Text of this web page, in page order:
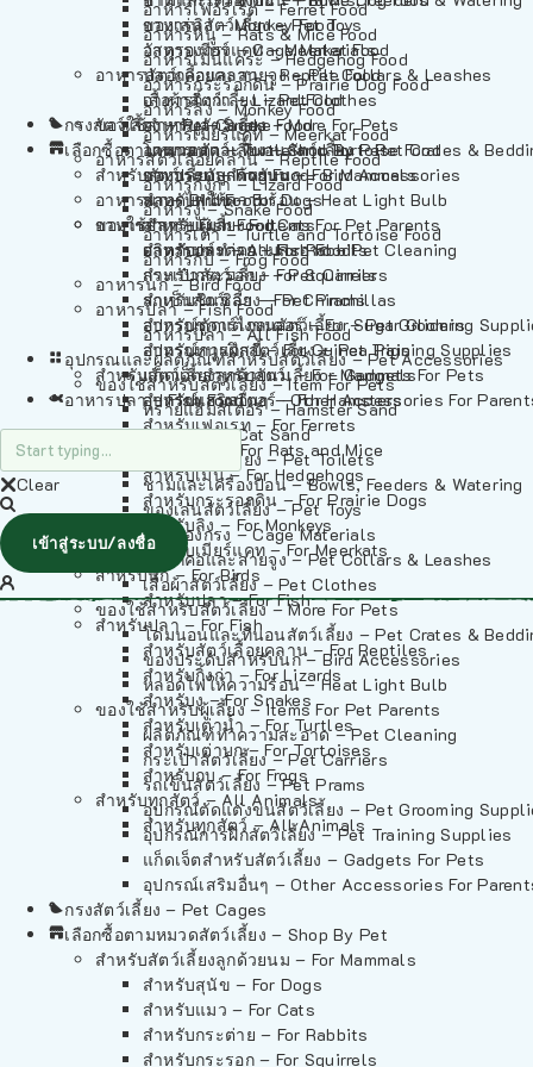
อาหารเฟอร์เร็ต – Ferret Food
อาหารหนู – Rats & Mice Food
อาหารเม่นแคระ – Hedgehog Food
อาหารกระรอกดิน – Prairie Dog Food
อาหารลิง – Monkey Food
อาหารเมียร์แคท – Meerkat Food
อาหารสัตว์เลี้อยคลาน – Reptile Food
อาหารกิ้งก่า – Lizard Food
อาหารงู – Snake Food
อาหารเต่า – Turtle and Tortoise Food
อาหารกบ – Frog Food
อาหารนก – Bird Food
อาหารปลา – Fish Food
อาหารปลา – All Fish Food
อุปกรณและผลิตภัณฑ์สำหรับสัตว์เลี้ยง – Pet Accessories
ของใช้สำหรับสัตว์เลี้ยง – Item For Pets
ทรายแฮมสเตอร์ – Hamster Sand
ทรายแมว – Cat Sand
ห้องน้ำสัตว์เลี้ยง – Pet Toilets
ชามและเครื่องป้อน – Bowls, Feeders & Watering
ของเล่นสัตว์เลี้ยง – Pet Toys
วัสดุรองกรง – Cage Materials
ปลอกคอและสายจูง – Pet Collars & Leashes
เสื้อผ้าสัตว์เลี้ยง – Pet Clothes
ของใช้สำหรับสัตว์เลี้ยง – More For Pets
โดมนอนและที่นอนสัตว์เลี้ยง – Pet Crates &
ของประดับสำหรับนก – Bird Accessories
หลอดไฟให้ความร้อน – Heat Light Bulb
ของใช้สำหรับผู้เลี้ยง – Items For Pet Parents
ผลิตภัณฑ์ทำความสะอาด – Pet Cleaning
กระเป๋าสัตว์เลี้ยง – Pet Carriers
รถเข็นสัตว์เลี้ยง – Pet Prams
อุปกรณ์ตัดแต่งขนสัตว์เลี้ยง – Pet Grooming
อุปกรณ์การฝึกสัตว์เลี้ยง – Pet Training Supplies
แก็ดเจ็ตสำหรับสัตว์เลี้ยง – Gadgets For Pets
อุปกรณ์เสริมอื่นๆ – Other Accessories For
กรงสัตว์เลี้ยง – Pet Cages
เลือกซื้อตามหมวดสัตว์เลี้ยง – Shop By Pet
สำหรับสัตว์เลี้ยงลูกด้วยนม – For Mammals
สำหรับสุนัข – For Dogs
สำหรับแมว – For Cats
สำหรับกระต่าย – For Rabbits
สำหรับกระรอก – For Squirrels
อาหารลิง – Monkey Food
อาหารเมียร์แคท – Meerkat Food
อาหารสัตว์เลี้อยคลาน – Reptile Food
อาหารกิ้งก่า – Lizard Food
อาหารงู – Snake Food
อาหารเต่า – Turtle and Tortoise Food
อาหารกบ – Frog Food
อาหารนก – Bird Food
อาหารปลา – Fish Food
อาหารปลา – All Fish Food
ของเล่นสัตว์เลี้ยง – Pet Toys
วัสดุรองกรง – Cage Materials
ปลอกคอและสายจูง – Pet Collars & Leashes
เสื้อผ้าสัตว์เลี้ยง – Pet Clothes
ของใช้สำหรับสัตว์เลี้ยง – More For Pets
โดมนอนและที่นอนสัตว์เลี้ยง – Pet Crates &
ของประดับสำหรับนก – Bird Accessories
หลอดไฟให้ความร้อน – Heat Light Bulb
ของใช้สำหรับผู้เลี้ยง – Items For Pet Parents
ผลิตภัณฑ์ทำความสะอาด – Pet Cleaning
กระเป๋าสัตว์เลี้ยง – Pet Carriers
รถเข็นสัตว์เลี้ยง – Pet Prams
อุปกรณ์ตัดแต่งขนสัตว์เลี้ยง – Pet Grooming
อุปกรณ์การฝึกสัตว์เลี้ยง – Pet Training Supplies
แก็ดเจ็ตสำหรับสัตว์เลี้ยง – Gadgets For Pets
อุปกรณ์เสริมอื่นๆ – Other Accessories For
กรงสัตว์เลี้ยง – Pet Cages
เลือกซื้อตามหมวดสัตว์เลี้ยง – Shop By Pet
สำหรับสัตว์เลี้ยงลูกด้วยนม – For Mammals
สำหรับสุนัข – For Dogs
สำหรับแมว – For Cats
สำหรับกระต่าย – For Rabbits
สำหรับกระรอก – For Squirrels
สำหรับชินชิล่า – For Chinchillas
สำหรับชูการ์ไกลเดอร์ – For Sugar Gliders
สำหรับหนูแกสบี้ – For Guinea Pigs
สำหรับสัตว์เลี้ยงลูกด้วยนม – For Mammals
สำหรับแฮมสเตอร์ – For Hamsters
สำหรับเฟอเรท – For Ferrets
สำหรับหนู – For Rats and Mice
สำหรับเม่น – For Hedgehogs
สำหรับกระรอกดิน – For Prairie Dogs
สำหรับลิง – For Monkeys
สำหรับเมียร์แคท – For Meerkats
สำหรับนก – For Birds
สำหรับปลา – For Fish
สำหรับปลา – For Fish
สำหรับสัตว์เลื้อยคลาน – For Reptiles
สำหรับกิ้งก่า – For Lizards
สำหรับงู – For Snakes
สำหรับเต่าน้ำ – For Turtles
สำหรับเต่าบก – For Tortoises
สำหรับกบ – For Frogs
สำหรับทุกสัตว์ – All Animals
สำหรับทุกสัตว์ – All Animals
อาหารปลา – Fish Food
Clear
เข้าสู่ระบบ/ลงชื่อ